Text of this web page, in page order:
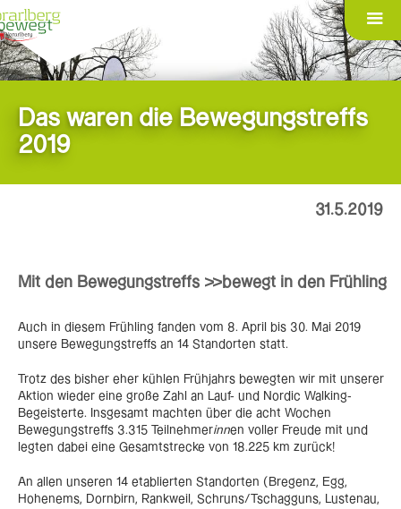
Das waren die Bewegungstreffs
2019
31.5.2019
Mit den Bewegungstreffs >>bewegt in den Frühling
Auch in diesem Frühling fanden vom 8. April bis 30. Mai 2019
unsere Bewegungstreffs an 14 Standorten statt.
Trotz des bisher eher kühlen Frühjahrs bewegten wir mit unserer
Aktion wieder eine große Zahl an Lauf- und Nordic Walking-
Begeisterte. Insgesamt machten über die acht Wochen
Bewegungstreffs 3.315 Teilnehmerinnen voller Freude mit und
legten dabei eine Gesamtstrecke von 18.225 km zurück!
An allen unseren 14 etablierten Standorten (Bregenz, Egg,
Hohenems, Dornbirn, Rankweil, Schruns/Tschagguns, Lustenau,